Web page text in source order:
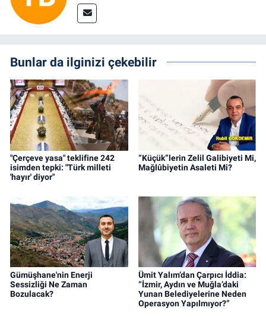
Bunlar da ilginizi çekebilir
"Çerçeve yasa" teklifine 242
isimden tepki: "Türk milleti
'hayır' diyor"
“Küçük”lerin Zelil Galibiyeti Mi,
Mağlûbiyetin Asaleti Mi?
Gümüşhane'nin Enerji
Sessizliği Ne Zaman
Bozulacak?
Ümit Yalım’dan Çarpıcı İddia:
“İzmir, Aydın ve Muğla’daki
Yunan Belediyelerine Neden
Operasyon Yapılmıyor?”